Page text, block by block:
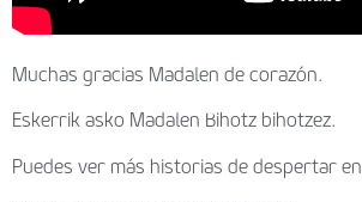
Muchas gracias Madalen de corazón.
Eskerrik asko Madalen Bihotz bihotzez.
Puedes ver más historias de despertar en